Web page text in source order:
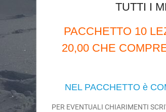
TUTTI I
PACCHETTO 10
20,00 CHE
NEL PACCHETTO è
PER EVENTUALI CHIARIMENTI